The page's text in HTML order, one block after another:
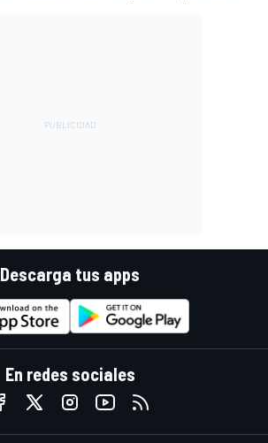
Descarga tus apps
En redes sociales